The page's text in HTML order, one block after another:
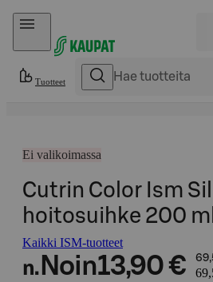
Hyppää sisältöön
Tuotteet
Ei valikoimassa
Cutrin Color Ism
hoitosuihke 200 ml
Kaikki ISM-tuotteet
n. Noin13,90 €